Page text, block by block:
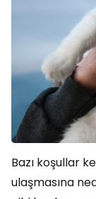
Bazı koşullar
ulaşmasına